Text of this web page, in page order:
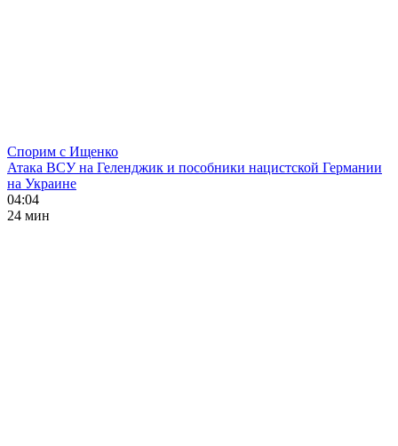
Спорим с Ищенко
Атака ВСУ на Геленджик и пособники нацистской Германии
на Украине
04:04
24 мин